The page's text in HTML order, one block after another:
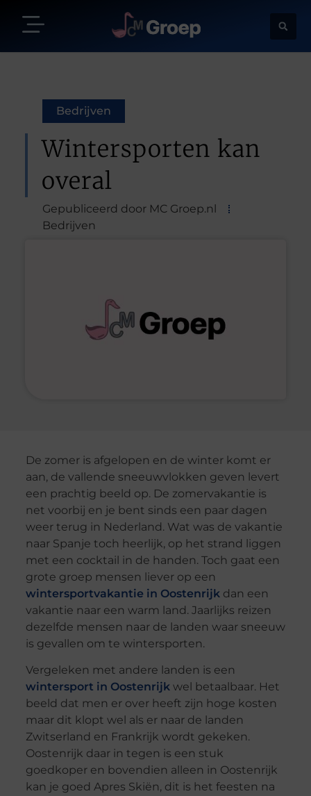
Bedrijven
Wintersporten kan
overal
Gepubliceerd door MC Groep.nl
Bedrijven
De zomer is afgelopen en de winter komt er
aan, de vallende sneeuwvlokken geven levert
een prachtig beeld op. De zomervakantie is
net voorbij en je bent sinds een paar dagen
weer terug in Nederland. Wat was de vakantie
naar Spanje toch heerlijk, op het strand liggen
met een cocktail in de handen. Toch gaat een
grote groep mensen liever op een
wintersportvakantie in Oostenrijkdan een
vakantie naar een warm land. Jaarlijks reizen
dezelfde mensen naar de landen waar sneeuw
is gevallen om te wintersporten.
Vergeleken met andere landen is een
wintersport in Oostenrijkwel betaalbaar. Het
beeld dat men er over heeft zijn hoge kosten
maar dit klopt wel als er naar de landen
Zwitserland en Frankrijk wordt gekeken.
Oostenrijk daar in tegen is een stuk
goedkoper en bovendien alleen in Oostenrijk
kan je goed Apres Skiën, dit is het feesten na